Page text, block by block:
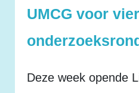
UMCG voor
Deze week opende